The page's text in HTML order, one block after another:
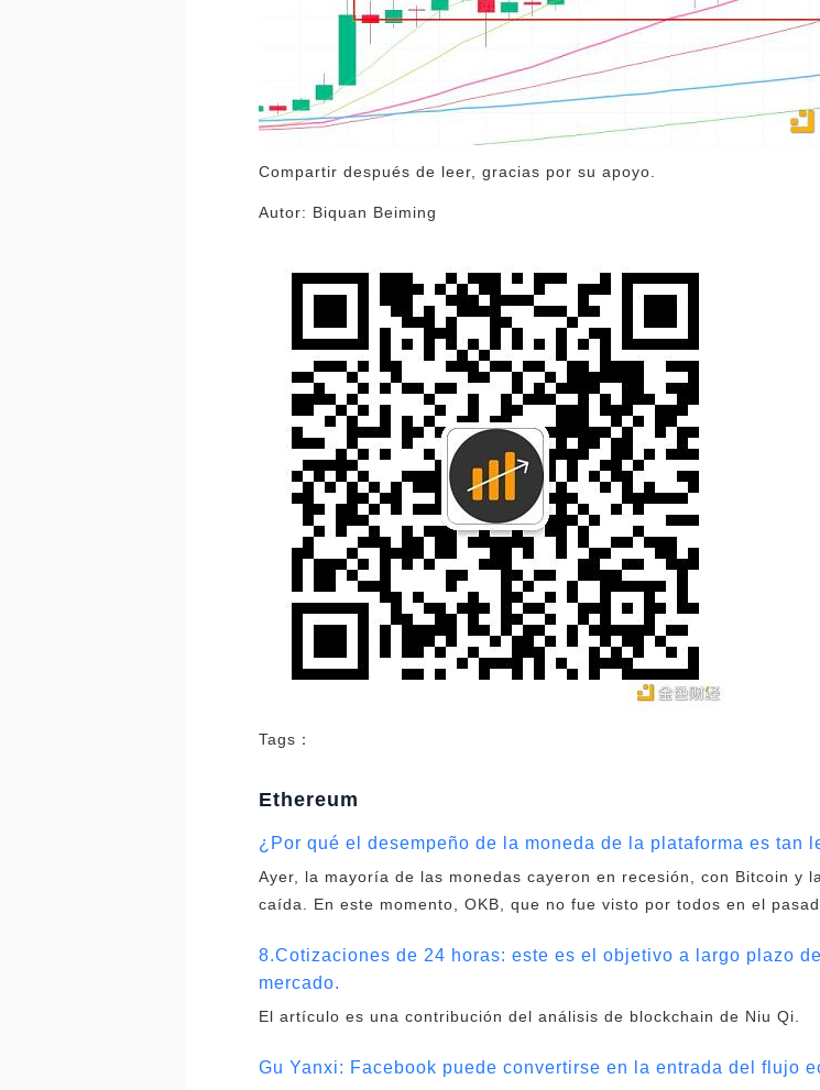
Compartir después de leer, gracias por su apoyo.
Autor: Biquan Beiming
Tags：
Ethereum
¿Por qué el desempeño de la moneda de la plataforma es tan
Ayer, la mayoría de las monedas cayeron en recesión, con Bitcoin y
caída. En este momento, OKB, que no fue visto por todos en el
8.Cotizaciones de 24 horas: este es el objetivo a largo plazo
mercado.
El artículo es una contribución del análisis de blockchain de Niu Qi.
Gu Yanxi: Facebook puede convertirse en la entrada del flujo